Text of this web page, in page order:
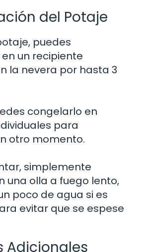
del Potaje
puedes
un recipiente
la nevera por hasta 3
congelarlo en
para
otro momento.
simplemente
una olla a fuego lento,
poco de agua si es
evitar que se espese
Adicionales